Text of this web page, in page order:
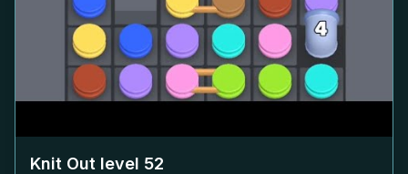
Knit Out level 52